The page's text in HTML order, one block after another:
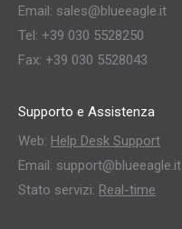
Email: sales@blueeagle.it
Tel: +39 030 5528250
Fax: +39 030 5528043
Supporto e Assistenza
Web: Help Desk Support
Email: support@blueeagle.it
Stato servizi: Real-time